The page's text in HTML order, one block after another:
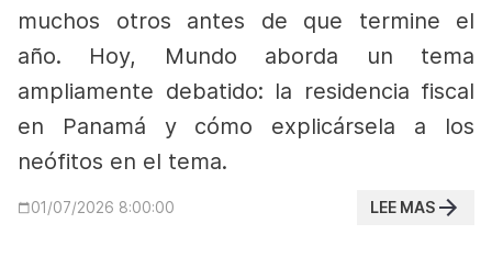
muchos otros antes de que termine el
año. Hoy, Mundo aborda un tema
ampliamente debatido: la residencia fiscal
en Panamá y cómo explicársela a los
neófitos en el tema.
01/07/2026 8:00:00 LEE MAS